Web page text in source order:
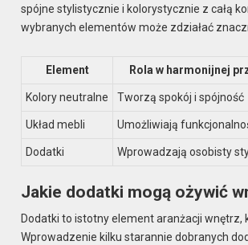
spójne stylistycznie i kolorystycznie z całą
wybranych elementów może zdziałać
Element Rola w harmonijnej
Kolory neutralne Tworzą spokój i spójność
Układ mebli Umożliwiają
Dodatki Wprowadzają osobisty
Jakie dodatki mogą ożywić
Dodatki to istotny element aranżacji
Wprowadzenie kilku starannie dobranych